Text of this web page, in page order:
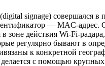
signage) совершался
— MAC-адрес.
зоне действия Wi-Fi-
регулярно бывают в
к конкретной
с помощью